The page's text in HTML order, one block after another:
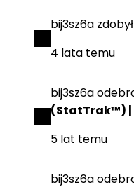
bij3sz6a zdobył
4 lata temu
bij3sz6a
(StatTrak™) |
5 lat temu
bij3sz6a